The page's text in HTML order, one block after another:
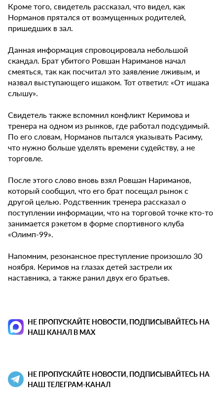
Кроме того, свидетель рассказал, что видел, как
Норманов прятался от возмущенных родителей,
пришедших в зал.
Данная информация спровоцировала небольшой
скандал. Брат убитого Ровшан Нариманов начал
смеяться, так как посчитал это заявление лживым, и
назвал выступающего ишаком. Тот ответил: «От ишака
слышу».
Свидетель также вспомнил конфликт Керимова и
тренера на одном из рынков, где работал подсудимый.
По его словам, Норманов пытался указывать Расиму,
что нужно больше уделять времени судейству, а не
торговле.
После этого слово вновь взял Ровшан Нариманов,
который сообщил, что его брат посещал рынок с
другой целью. Родственник тренера рассказал о
поступлении информации, что на торговой точке кто-то
занимается рэкетом в форме спортивного клуба
«Олимп-99».
Напомним, резонансное преступление произошло 30
ноября. Керимов на глазах детей застрели их
наставника, а также ранил двух его братьев.
НЕ ПРОПУСКАЙТЕ НОВОСТИ, ПОДПИСЫВАЙТЕСЬ НА
НАШ КАНАЛ В MAX
НЕ ПРОПУСКАЙТЕ НОВОСТИ, ПОДПИСЫВАЙТЕСЬ НА
НАШ ТЕЛЕГРАМ-КАНАЛ